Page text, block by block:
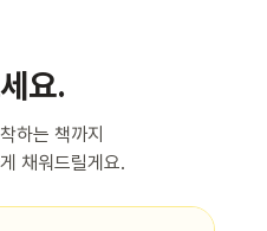
요.
하는 책까지
채워드릴게요.